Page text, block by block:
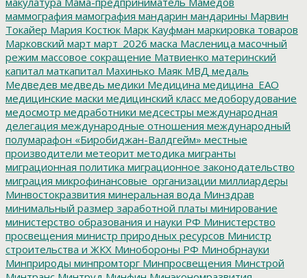
маммография мамография мандарин мандарины Марвин
Токайер Мария Костюк Марк Кауфман маркировка товаров
Марковский март март_2026 маска Масленица масочный
режим массовое сокращение Матвиенко материнский
капитал маткапитал Махинько Маяк МВД медаль
Медведев медведь медики Медицина медицина_ЕАО
медицинские маски медицинский класс медоборудование
медосмотр медработники медсестры международная
делегация международные отношения международный
полумарафон «Биробиджан-Валдгейм» местные
производители метеорит методика мигранты
миграционная политика миграционное законодательство
миграция микрофинансовые_организации миллиардеры
Минвостокразвития минеральная вода Минздрав
минимальный размер заработной платы минирование
министерство образования и науки РФ Министерство
просвещения министр природных ресурсов Министр
строительства и ЖКХ Минобороны РФ Минобрнауки
Минприроды минпромторг Минпросвещения Минстрой